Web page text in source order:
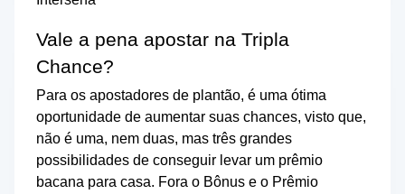
Vale a pena apostar na Tripla
Chance?
Para os apostadores de plantão, é uma ótima
oportunidade de aumentar suas chances, visto que,
não é uma, nem duas, mas três grandes
possibilidades de conseguir levar um prêmio
bacana para casa. Fora o Bônus e o Prêmio